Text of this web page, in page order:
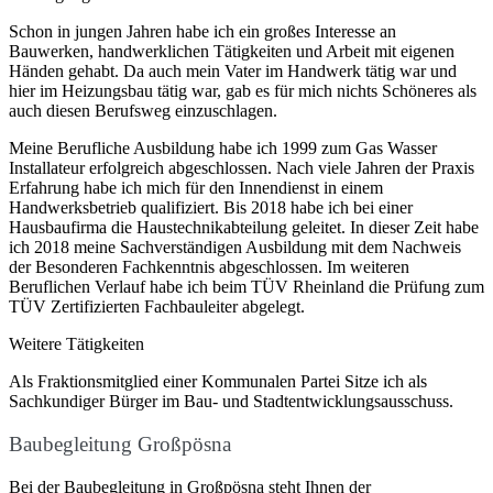
Schon in jungen Jahren habe ich ein großes Interesse an
Bauwerken, handwerklichen Tätigkeiten und Arbeit mit eigenen
Händen gehabt. Da auch mein Vater im Handwerk tätig war und
hier im Heizungsbau tätig war, gab es für mich nichts Schöneres als
auch diesen Berufsweg einzuschlagen.
Meine Berufliche Ausbildung habe ich 1999 zum Gas Wasser
Installateur erfolgreich abgeschlossen. Nach viele Jahren der Praxis
Erfahrung habe ich mich für den Innendienst in einem
Handwerksbetrieb qualifiziert. Bis 2018 habe ich bei einer
Hausbaufirma die Haustechnikabteilung geleitet. In dieser Zeit habe
ich 2018 meine Sachverständigen Ausbildung mit dem Nachweis
der Besonderen Fachkenntnis abgeschlossen. Im weiteren
Beruflichen Verlauf habe ich beim TÜV Rheinland die Prüfung zum
TÜV Zertifizierten Fachbauleiter abgelegt.
Weitere Tätigkeiten
Als Fraktionsmitglied einer Kommunalen Partei Sitze ich als
Sachkundiger Bürger im Bau- und Stadtentwicklungsausschuss.
Baubegleitung Großpösna
Bei der Baubegleitung in Großpösna steht Ihnen der